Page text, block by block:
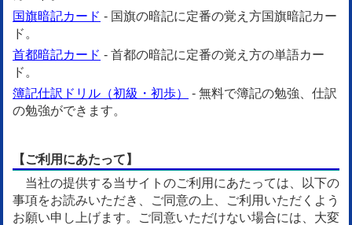
国旗暗記カード - 国旗の暗記に定番の覚え方国旗暗記カー
ド。
首都暗記カード - 首都の暗記に定番の覚え方の単語カー
ド。
簿記仕訳ドリル（初級・初歩）
- 無料で簿記の勉強、仕訳
の勉強ができます。
【ご利用にあたって】
当社の提供する当サイトのご利用にあたっては、以下の
事項をお読みいただき、ご同意の上、ご利用いただくよう
お願い申し上げます。ご同意いただけない場合には、大変